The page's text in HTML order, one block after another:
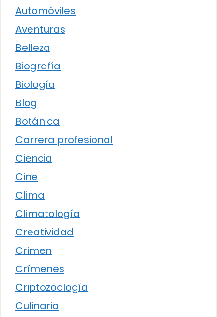
Automóviles
Aventuras
Belleza
Biografía
Biología
Blog
Botánica
Carrera profesional
Ciencia
Cine
Clima
Climatología
Creatividad
Crimen
Crímenes
Criptozoología
Culinaria